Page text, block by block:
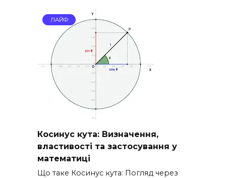
ЛАЙФ
Косинус кута: Визначення,
властивості та застосування у
математиці
Що таке Косинус кута: Погляд через